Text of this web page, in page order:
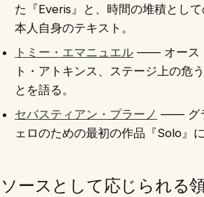
た『Everis』と、時間の堆積とし
本人自身のテキスト。
トミー・エマニュエル —— オース
ト・アトキンス、ステージ上の危
とを語る。
セバスティアン・プラーノ —— グ
ェロのための最初の作品『Solo』
ソースとして応じられる